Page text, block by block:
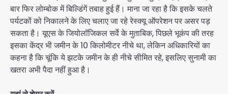
बार फिर लोम्बोक में बिल्डिंगें तबाह हुई हैं। माना जा रहा है कि इसके चलते
पर्यटकों को निकालने के लिए चलाए जा रहे रेस्क्यू ऑपरेशन पर असर पड़
सकता है। यूएस के जियोलॉजिकल सर्वे के मुताबिक, पिछले भूकंप की तरह
इसका केंद्र भी जमीन के 10 किलोमीटर नीचे था, लेकिन अधिकारियों का
कहना है कि चूंकि ये झटके जमीन के ही नीचे सीमित रहे, इसलिए सुनामी का
खतरा अभी पैदा नहीं हुआ है।